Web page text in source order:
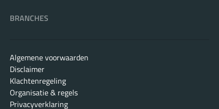
BRANCHES
Algemene voorwaarden
Disclaimer
Klachtenregeling
Organisatie & regels
Privacyverklaring